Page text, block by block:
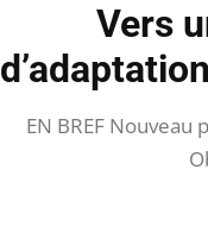
Vers
EN BREF